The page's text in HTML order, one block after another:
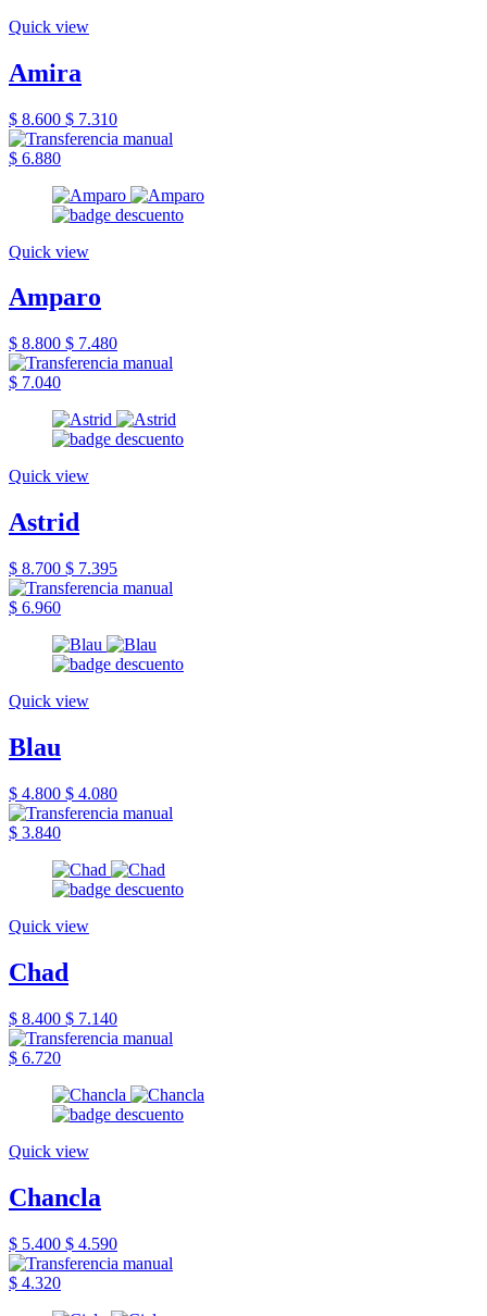
Quick view
Amira
$ 8.600 $ 7.310
$ 6.880
Quick view
Amparo
$ 8.800 $ 7.480
$ 7.040
Quick view
Astrid
$ 8.700 $ 7.395
$ 6.960
Quick view
Blau
$ 4.800 $ 4.080
$ 3.840
Quick view
Chad
$ 8.400 $ 7.140
$ 6.720
Quick view
Chancla
$ 5.400 $ 4.590
$ 4.320